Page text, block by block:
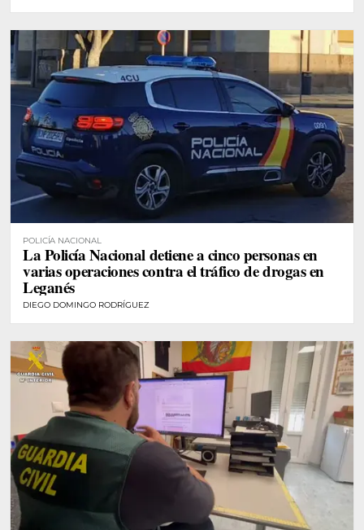
POLICÍA NACIONAL
La Policía Nacional detiene a cinco personas en
varias operaciones contra el tráfico de drogas en
Leganés
DIEGO DOMINGO RODRÍGUEZ